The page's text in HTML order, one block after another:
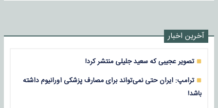
آخرین اخبار
تصویر عجیبی که سعید جلیلی منتشر کرد!
ترامپ: ایران حتی نمی‌تواند برای مصارف پزشکی اورانیوم داشته
باشد!